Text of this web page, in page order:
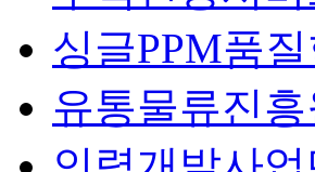
싱글PPM품
유통물류진흥